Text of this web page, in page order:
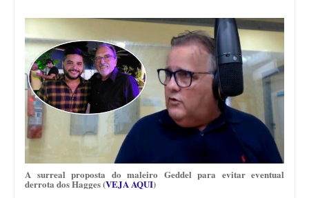
A surreal proposta do maleiro Geddel para evitar eventual
derrota dos Hagges (VEJA AQUI)